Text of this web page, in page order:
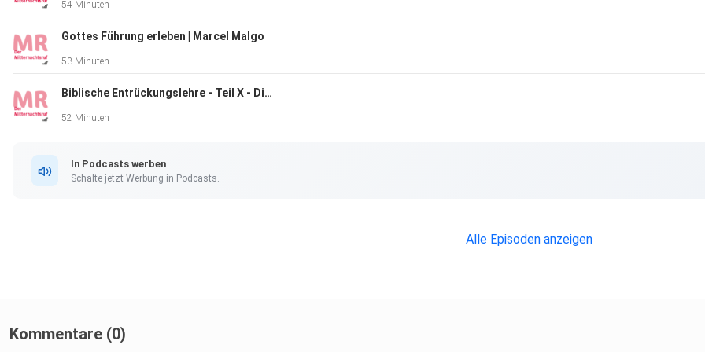
54 Minuten
Gottes Führung erleben | Marcel Malgo
53 Minuten
Biblische Entrückungslehre - Teil X - Die Hinwegnahme dessen, was noch aufhält | Norbert Lieth
52 Minuten
In Podcasts werben
Schalte jetzt Werbung in Podcasts.
Alle Episoden anzeigen
Kommentare (0)